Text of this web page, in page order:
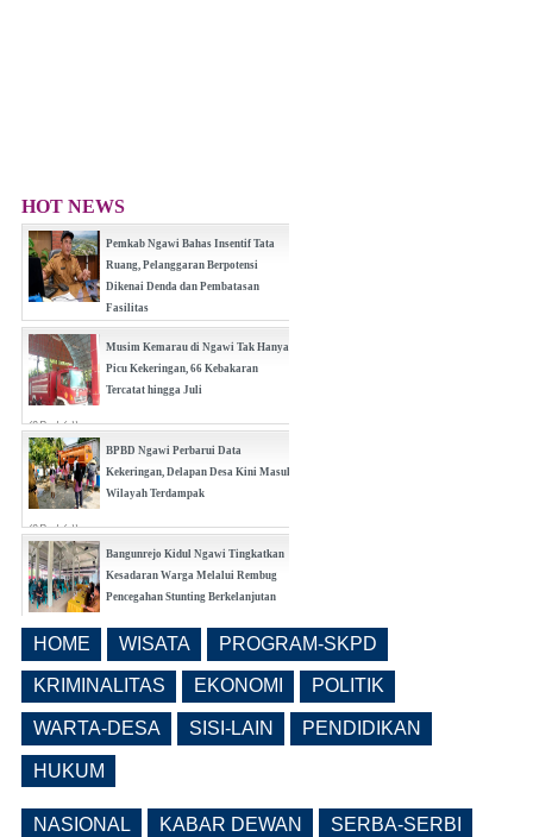
HOT NEWS
Pemkab Ngawi Bahas Insentif Tata
Ruang, Pelanggaran Berpotensi
Dikenai Denda dan Pembatasan
Fasilitas
(0 Reply(s))
Musim Kemarau di Ngawi Tak Hanya
Picu Kekeringan, 66 Kebakaran
Tercatat hingga Juli
(0 Reply(s))
BPBD Ngawi Perbarui Data
Kekeringan, Delapan Desa Kini Masuk
Wilayah Terdampak
(0 Reply(s))
Bangunrejo Kidul Ngawi Tingkatkan
Kesadaran Warga Melalui Rembug
Pencegahan Stunting Berkelanjutan
Ngawi Fokus di Eks Rumdin Wakil
Bupati
(0 Reply(s))
HOME WISATA PROGRAM-SKPD
KRIMINALITAS EKONOMI POLITIK
WARTA-DESA SISI-LAIN PENDIDIKAN
HUKUM
NASIONAL KABAR DEWAN SERBA-SERBI